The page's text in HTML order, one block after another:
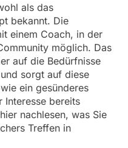
als das
bekannt. Die
einem Coach, in der
möglich. Das
auf die Bedürfnisse
sorgt auf diese
ein gesünderes
Interesse bereits
nachlesen, was Sie
Treffen in